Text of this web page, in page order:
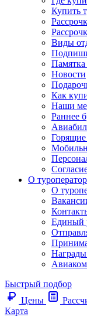
Купить
Виды
Памятка
Новости
Как
Наши
Раннее
О
О
Единый
Быстрый подбор
Цены
Карта